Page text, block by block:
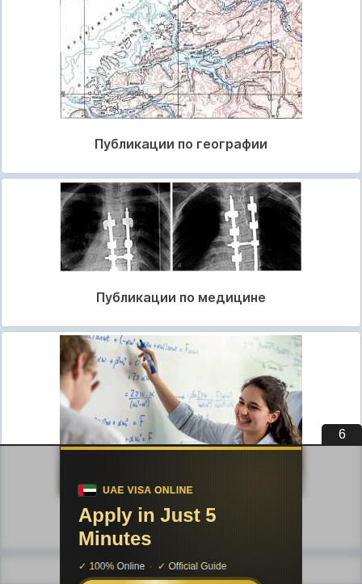
Публикации по географии
Публикации по медицине
Публикации по педагогике
Разделы публикаций
5